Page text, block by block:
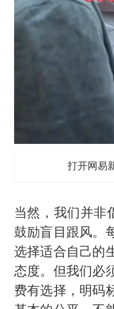
打开网易
当然，我们并非
鼓励盲目跟风。
选择适合自己的
态度。但我们必
费有选择，明码